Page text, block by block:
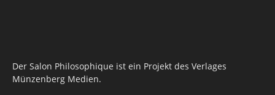
Der Salon Philosophique ist ein Projekt des Verlages
Münzenberg Medien.